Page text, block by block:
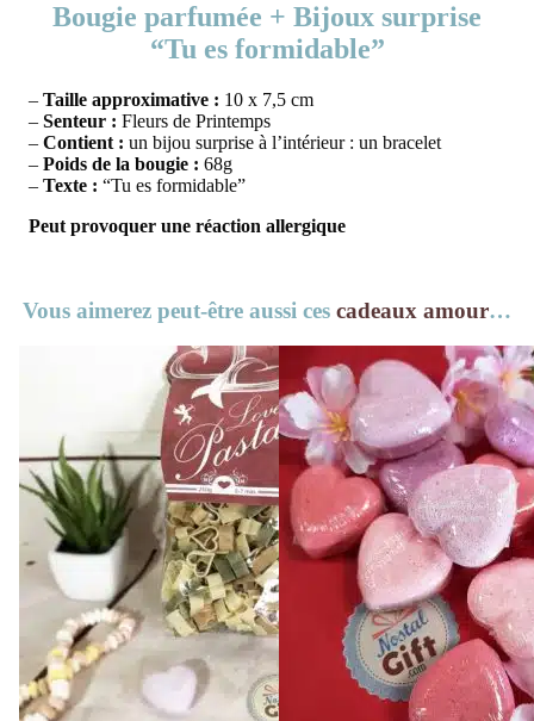
Bougie parfumée + Bijoux surprise
“Tu es formidable”
– Taille approximative : 10 x 7,5 cm
– Senteur : Fleurs de Printemps
– Contient : un bijou surprise à l’intérieur : un bracelet
– Poids de la bougie : 68g
– Texte : “Tu es formidable”
Peut provoquer une réaction allergique
Vous aimerez peut-être aussi ces cadeaux amour…